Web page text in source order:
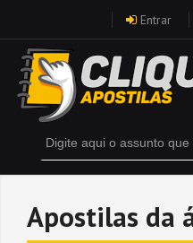
Entrar
Apostilas da